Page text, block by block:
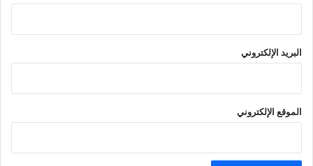
البريد الإلكتروني
الموقع الإلكتروني